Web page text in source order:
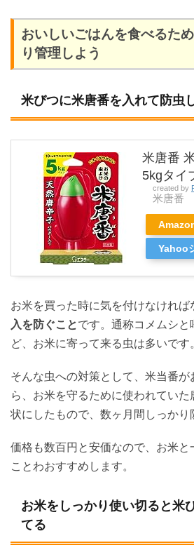
おいしいごはんを食べるた
り管理しよう
米びつに米唐番を入れて防虫
米唐番
5kgタイ
created by
米唐番
Yahoo
お米を買った時に気を付けなければ
入を防ぐことです。通称コメムシ
ど、お米に寄って来る虫は多いです
そんな虫への対策として、米当番
ら、お米を守るために使われてい
状にしたもので、数ヶ月間しっかり
価格も数百円と安価なので、お米と
ことわおすすめします。
お米をしっかり使い切ると米
てる